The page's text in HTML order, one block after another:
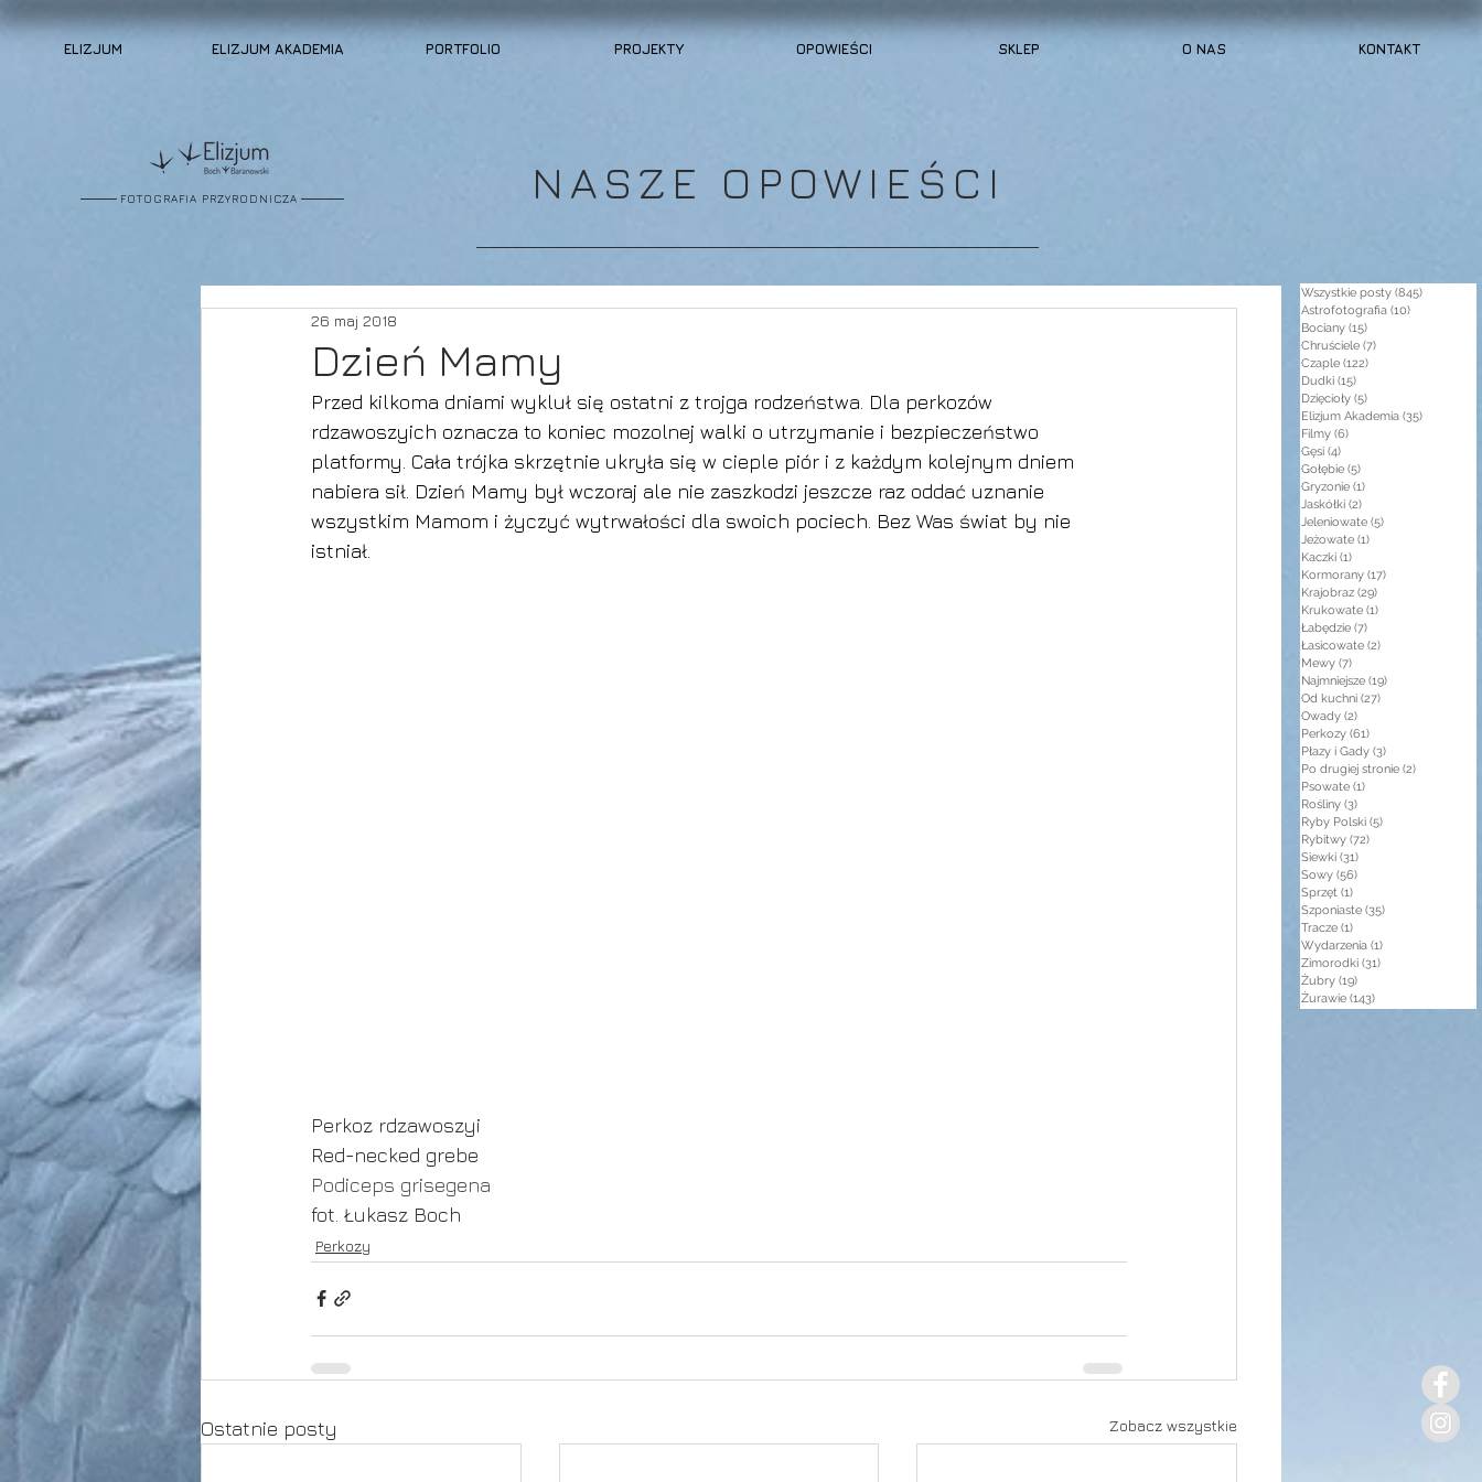
ELIZJUM ELIZJUM AKADEMIA PORTFOLIO PROJEKTY OPOWIEŚCI SKLEP O NAS KONTAKT
FOTOGRAFIA PRZYRODNICZA NASZE OPOWIEŚCI
Dzień Mamy
26 maj 2018
Przed kilkoma dniami wykluł się ostatni z trojga rodzeństwa. Dla perkozów
rdzawoszyich oznacza to koniec mozolnej walki o utrzymanie i bezpieczeństwo
platformy. Cała trójka skrzętnie ukryła się w cieple piór i z każdym kolejnym dniem
nabiera sił. Dzień Mamy był wczoraj ale nie zaszkodzi jeszcze raz oddać uznanie
wszystkim Mamom i życzyć wytrwałości dla swoich pociech. Bez Was świat by nie
istniał.
Perkoz rdzawoszyi
Red-necked grebe
Podiceps grisegena
fot. Łukasz Boch
Perkozy
Ostatnie posty Zobacz wszystkie
Wszystkie posty (845)
Astrofotografia (10)
Bociany (15)
Chruściele (7)
Czaple (122)
Dudki (15)
Dzięcioły (5)
Elizjum Akademia (35)
Filmy (6)
Gęsi (4)
Gołębie (5)
Gryzonie (1)
Jaskółki (2)
Jeleniowate (5)
Jeżowate (1)
Kaczki (1)
Kormorany (17)
Krajobraz (29)
Krukowate (1)
Łabędzie (7)
Łasicowate (2)
Mewy (7)
Najmniejsze (19)
Od kuchni (27)
Owady (2)
Perkozy (61)
Płazy i Gady (3)
Po drugiej stronie (2)
Psowate (1)
Rośliny (3)
Ryby Polski (5)
Rybitwy (72)
Siewki (31)
Sowy (56)
Sprzęt (1)
Szponiaste (35)
Tracze (1)
Wydarzenia (1)
Zimorodki (31)
Żubry (19)
Żurawie (143)